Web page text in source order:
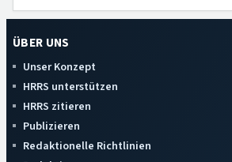
ÜBER UNS
Unser Konzept
HRRS unterstützen
HRRS zitieren
Publizieren
Redaktionelle Richtlinien